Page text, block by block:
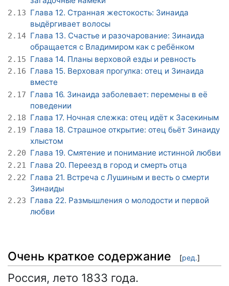
2.13 Глава 12. Странная жестокость: Зинаида
выдёргивает волосы
2.14 Глава 13. Счастье и разочарование: Зинаида
обращается с Владимиром как с ребёнком
2.15 Глава 14. Планы верховой езды и ревность
2.16 Глава 15. Верховая прогулка: отец и Зинаида
вместе
2.17 Глава 16. Зинаида заболевает: перемены в её
поведении
2.18 Глава 17. Ночная слежка: отец идёт к Засекиным
2.19 Глава 18. Страшное открытие: отец бьёт Зинаиду
хлыстом
2.20 Глава 19. Смятение и понимание истинной любви
2.21 Глава 20. Переезд в город и смерть отца
2.22 Глава 21. Встреча с Лушиным и весть о смерти
Зинаиды
2.23 Глава 22. Размышления о молодости и первой
любви
Очень краткое содержание [ред.]
Россия, лето 1833 года.